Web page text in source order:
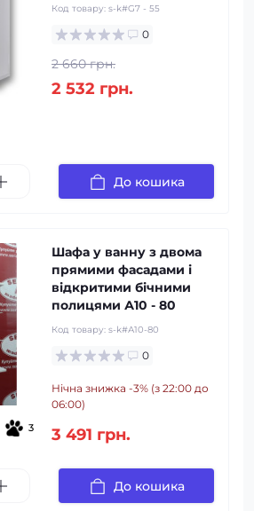
Код товару: s-k#G7 - 55
0
2 660 грн.
2 532 грн.
До кошика
3
Шафа у ванну з двома
прямими фасадами і
відкритими бічними
полицями А10 - 80
Код товару: s-k#А10-80
0
Нічна знижка -3% (з 22:00 до
06:00)
3 491 грн.
До кошика